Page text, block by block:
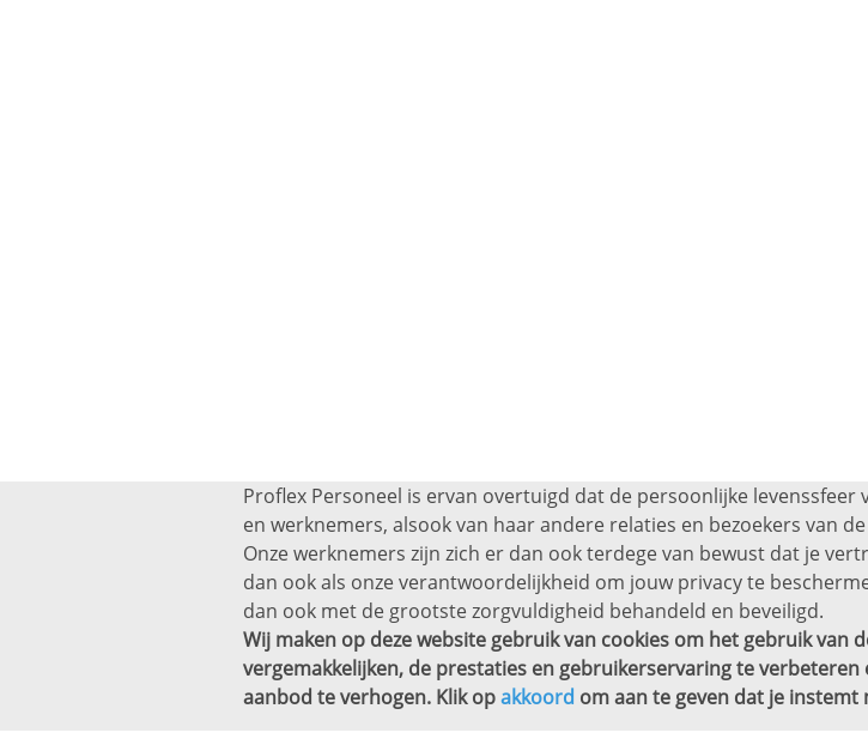
Proflex Personeel is ervan overtuigd dat de persoonlijke levenssfeer
en werknemers, alsook van haar andere relaties en bezoekers van
Onze werknemers zijn zich er dan ook terdege van bewust dat je
dan ook als onze verantwoordelijkheid om jouw privacy te
dan ook met de grootste zorgvuldigheid behandeld en beveiligd.
Wij maken op deze website gebruik van cookies om het gebruik van
vergemakkelijken, de prestaties en gebruikerservaring te verbeteren
aanbod te verhogen. Klik opakkoord om aan te geven dat je instemt